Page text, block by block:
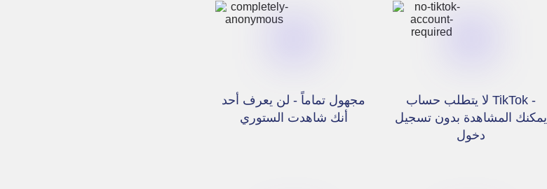
مجهول تماماً - لن يعرف أحد
أنك شاهدت الستوري
لا يتطلب حساب TikTok -
يمكنك المشاهدة بدون تسجيل
دخول